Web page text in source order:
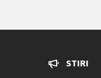
STIRI